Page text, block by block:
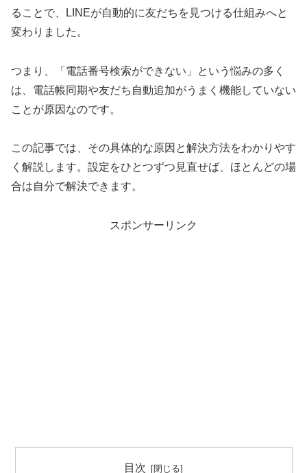
ることで、LINEが自動的に友だちを見つける仕組みへと
変わりました。
つまり、「電話番号検索ができない」という悩みの多く
は、電話帳同期や友だち自動追加がうまく機能していない
ことが原因なのです。
この記事では、その具体的な原因と解決方法をわかりやす
く解説します。設定をひとつずつ見直せば、ほとんどの場
合は自分で解決できます。
スポンサーリンク
目次